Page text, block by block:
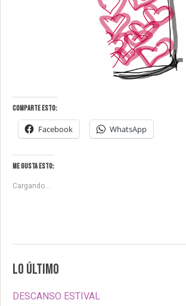
Comparte esto:
Facebook WhatsApp
Me gusta esto:
Cargando...
LO ÚLTIMO
DESCANSO ESTIVAL